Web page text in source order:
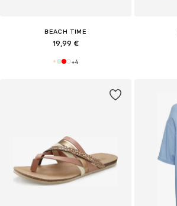
BEACH TIME
19,99 €
+4